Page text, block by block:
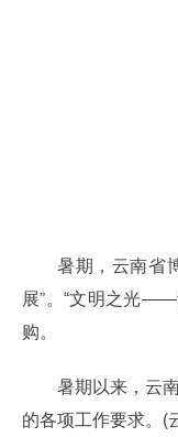
暑期，云南省
展”。“文明之光——
购。
暑期以来，云
的各项工作要求。(